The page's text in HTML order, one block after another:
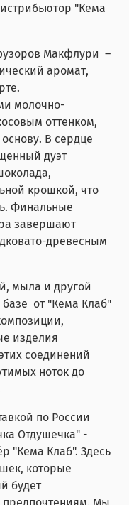
"Кема
Макфлури –
аромат,
молочно-
оттенком,
В сердце
дуэт
крошкой, что
Финальные
завершают
древесным
мыла и другой
от "Кема Клаб"
изделия
соединений
ноток до
по России
Отдушечка" -
"Кема Клаб". Здесь
которые
будет
предпочтениям. Мы